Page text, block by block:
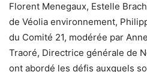
Florent Menegaux, Estelle
de Véolia environnement,
du Comité 21, modérée par
Traoré, Directrice générale de
ont abordé les défis auxquels